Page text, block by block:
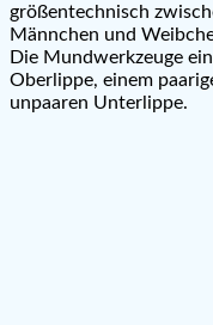
größentechnisch
Männchen und
Die Mundwerkzeuge
Oberlippe, einem
unpaaren Unterlippe.